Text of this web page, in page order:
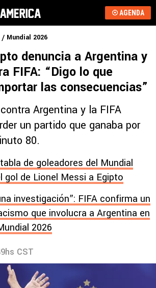
AGENDA
Mundial 2026
denuncia a Argentina y
FIFA: “Digo lo que
las consecuencias”
Argentina y la FIFA
un partido que ganaba por
80.
de goleadores del Mundial
gol de Lionel Messi a Egipto
investigación”: FIFA confirma un
que involucra a Argentina en
2026
CST